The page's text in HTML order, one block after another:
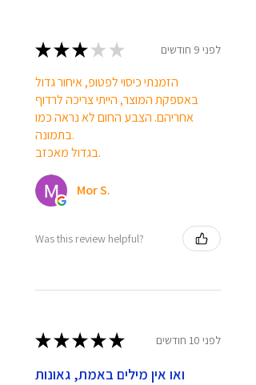
★★★ ★ ★ לפני 9 חודשים
הזמנתי כיסוי לפטופ, איחור גדול
באספקת המוצר, הייתי צריכה לרדוף
אחריהם. הצבע החום לא נראה כמו
בתמונה.
בגדול מאכזב.
Mor S.
Was this review helpful?
★★★★★ לפני 10 חודשים
ואו אין מילים באמת, גאונות